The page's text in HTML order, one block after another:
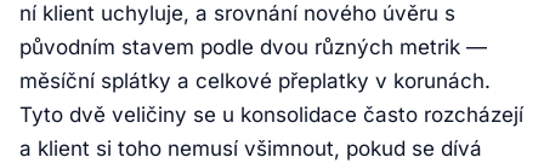
ní klient uchyluje, a srovnání nového úvěru s
původním stavem podle dvou různých metrik —
měsíční splátky a celkové přeplatky v korunách.
Tyto dvě veličiny se u konsolidace často rozcházejí
a klient si toho nemusí všimnout, pokud se dívá